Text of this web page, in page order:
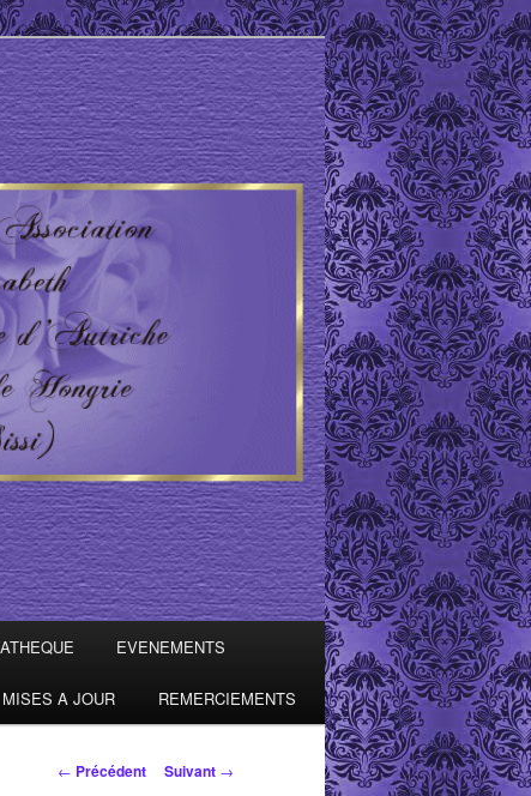
EVENEMENTS
MISES A JOUR REMERCIEMENTS
Navigation des
← Précédent Suivant →